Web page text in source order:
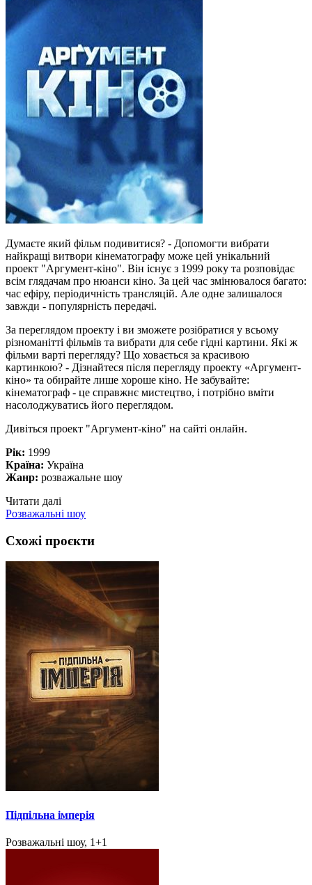
Думаєте який фільм подивитися? - Допомогти вибрати
найкращі витвори кінематографу може цей унікальний
проект "Аргумент-кіно". Він існує з 1999 року та розповідає
всім глядачам про нюанси кіно. За цей час змінювалося багато:
час ефіру, періодичність трансляцій. Але одне залишалося
завжди - популярність передачі.
За переглядом проекту і ви зможете розібратися у всьому
різноманітті фільмів та вибрати для себе гідні картини. Які ж
фільми варті перегляду? Що ховається за красивою
картинкою? - Дізнайтеся після перегляду проекту «Аргумент-
кіно» та обирайте лише хороше кіно. Не забувайте:
кінематограф - це справжнє мистецтво, і потрібно вміти
насолоджуватись його переглядом.
Дивіться проект "Аргумент-кіно" на сайті онлайн.
Рік: 1999
Країна: Україна
Жанр: розважальне шоу
Читати далі
Розважальні шоу
Схожі проєкти
Підпільна імперія
Розважальні шоу, 1+1